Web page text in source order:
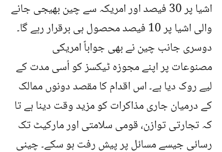
اشیا پر 30 فیصد اور امریکہ سے چین بھیجی جانے
والی اشیا پر 10 فیصد محصول ہی برقرار رہے گا۔
دوسری جانب چین نے بھی جواباً امریکی
مصنوعات پر اپنے مجوزہ ٹیکسز کو اُسی مدت کے
لیے روک دیا ہے۔ اس اقدام کا مقصد دونوں ممالک
کے درمیان جاری مذاکرات کو مزید وقت دینا ہے تا
کہ تجارتی توازن، قومی سلامتی اور مارکیٹ تک
رسائی جیسے مسائل پر پیش رفت ہو سکے۔ چینی